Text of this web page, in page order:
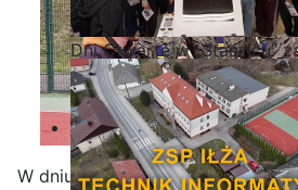
Dni Otwarte w „Staszicu”
nami
W dniu 18.06.2026 r. kadeci z